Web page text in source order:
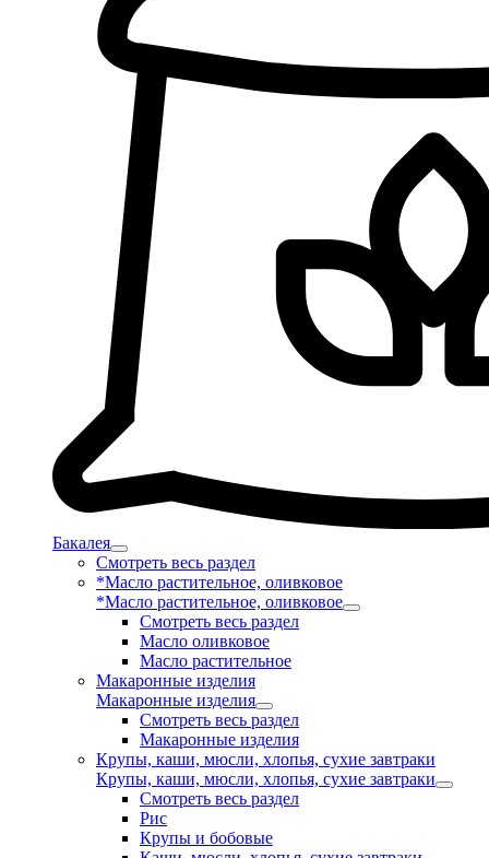
Бакалея
Смотреть весь раздел
*Масло растительное, оливковое
*Масло растительное, оливковое
Смотреть весь раздел
Масло оливковое
Масло растительное
Макаронные изделия
Макаронные изделия
Смотреть весь раздел
Макаронные изделия
Крупы, каши, мюсли, хлопья, сухие завтраки
Крупы, каши, мюсли, хлопья, сухие завтраки
Смотреть весь раздел
Рис
Крупы и бобовые